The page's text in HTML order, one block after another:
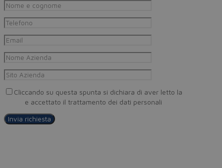
Cliccando su questa spunta si dichiara di aver letto la
e accettato il trattamento dei dati personali